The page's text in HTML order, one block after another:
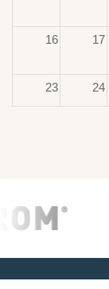
16 17
23 24